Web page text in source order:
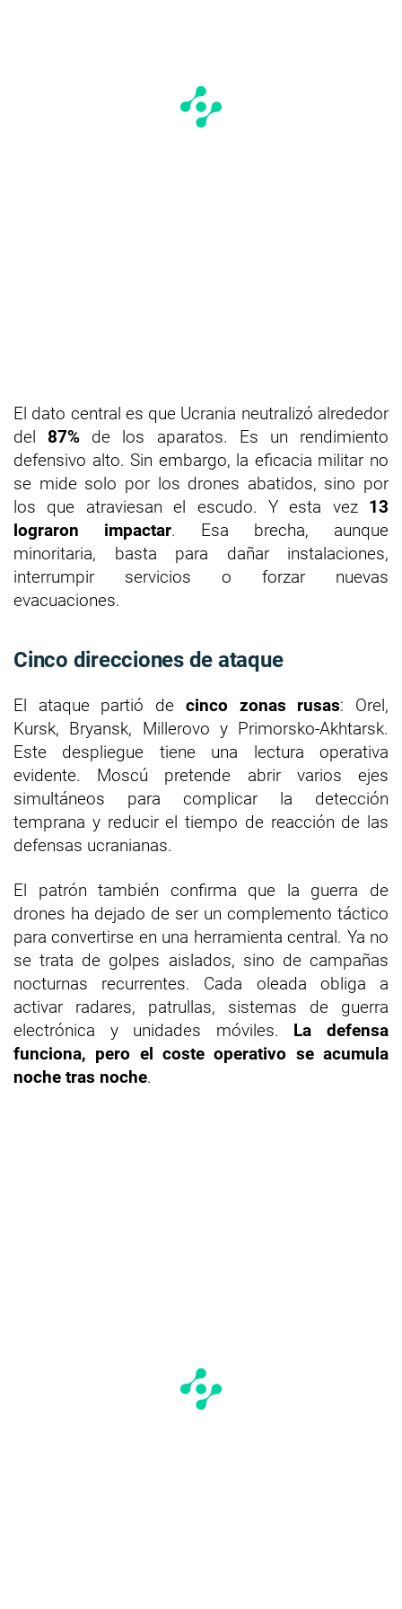
El dato central es que Ucrania neutralizó alrededor
del87% de los aparatos. Es un rendimiento
defensivo alto. Sin embargo, la eficacia militar no
se mide solo por los drones abatidos, sino por
los que atraviesan el escudo. Y esta vez 13
lograron impactar. Esa brecha, aunque
minoritaria, basta para dañar instalaciones,
interrumpir servicios o forzar nuevas
evacuaciones.
Cinco direcciones de ataque
El ataque partió de cinco zonas rusas: Orel,
Kursk, Bryansk, Millerovo y Primorsko-Akhtarsk.
Este despliegue tiene una lectura operativa
evidente. Moscú pretende abrir varios ejes
simultáneos para complicar la detección
temprana y reducir el tiempo de reacción de las
defensas ucranianas.
El patrón también confirma que la guerra de
drones ha dejado de ser un complemento táctico
para convertirse en una herramienta central. Ya no
se trata de golpes aislados, sino de campañas
nocturnas recurrentes. Cada oleada obliga a
activar radares, patrullas, sistemas de guerra
electrónica y unidades móviles. La defensa
funciona, pero el coste operativo se acumula
noche tras noche.